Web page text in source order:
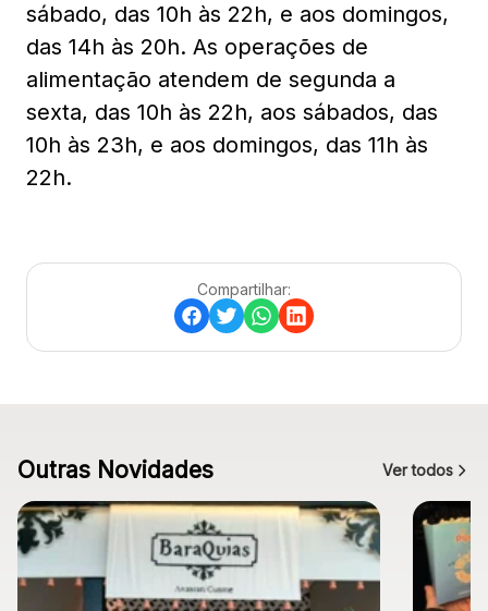
sábado, das 10h às 22h, e aos domingos,
das 14h às 20h. As operações de
alimentação atendem de segunda a
sexta, das 10h às 22h, aos sábados, das
10h às 23h, e aos domingos, das 11h às
22h.
Compartilhar:
Outras Novidades Ver todos